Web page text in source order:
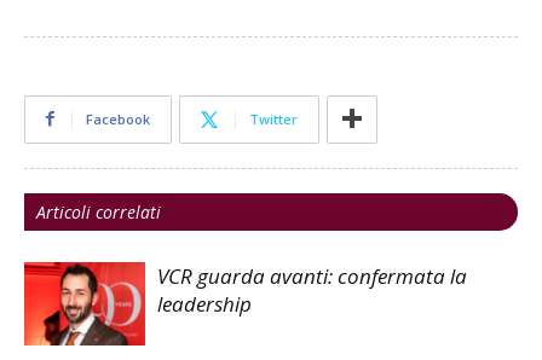
Facebook Twitter
Articoli correlati
VCR guarda avanti: confermata la
leadership